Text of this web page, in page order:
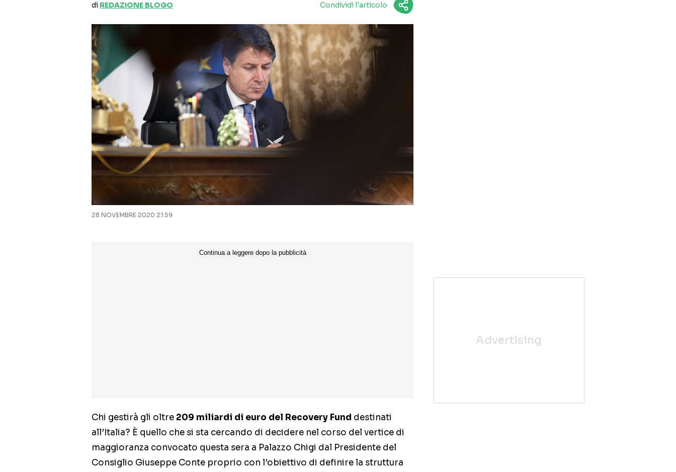
di REDAZIONE BLOGO Condividi l'articolo
28 NOVEMBRE 2020 21:59
Chi gestirà gli oltre 209 miliardi di euro del Recovery Fund destinati
all’Italia? È quello che si sta cercando di decidere nel corso del vertice di
maggioranza convocato questa sera a Palazzo Chigi dal Presidente del
Consiglio Giuseppe Conte proprio con l’obiettivo di definire la struttura